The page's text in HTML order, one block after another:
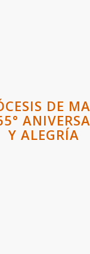
DE
Y ALEGRÍA